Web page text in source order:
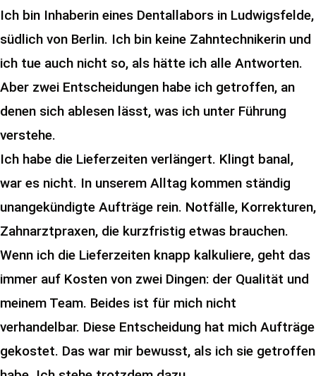
Ich bin Inhaberin eines Dentallabors in Ludwigsfelde,
südlich von Berlin. Ich bin keine Zahntechnikerin und
ich tue auch nicht so, als hätte ich alle Antworten.
Aber zwei Entscheidungen habe ich getroffen, an
denen sich ablesen lässt, was ich unter Führung
verstehe.
Ich habe die Lieferzeiten verlängert. Klingt banal,
war es nicht. In unserem Alltag kommen ständig
unangekündigte Aufträge rein. Notfälle, Korrekturen,
Zahnarztpraxen, die kurzfristig etwas brauchen.
Wenn ich die Lieferzeiten knapp kalkuliere, geht das
immer auf Kosten von zwei Dingen: der Qualität und
meinem Team. Beides ist für mich nicht
verhandelbar. Diese Entscheidung hat mich Aufträge
gekostet. Das war mir bewusst, als ich sie getroffen